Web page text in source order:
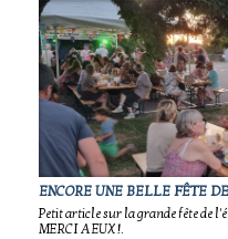
ENCORE UNE BELLE FÊTE
Petit article sur la grande fête de
MERCI A EUX !.